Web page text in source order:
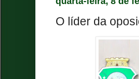
O líder da